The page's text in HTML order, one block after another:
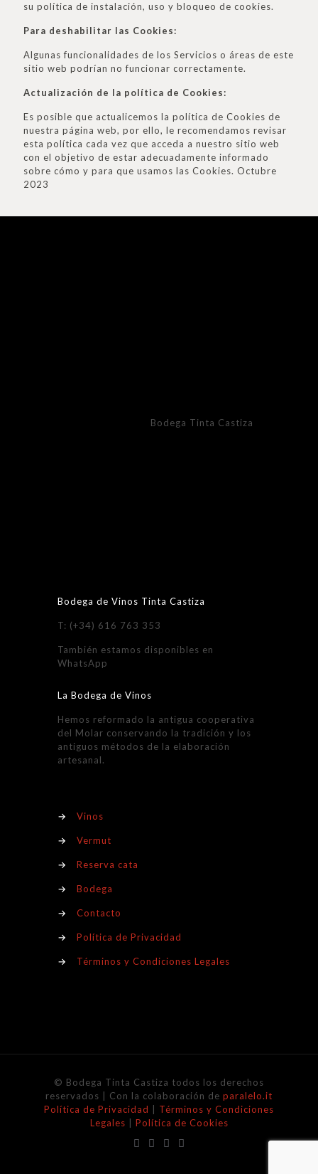
su política de instalación, uso y bloqueo de cookies.
Para deshabilitar las Cookies:
Algunas funcionalidades de los Servicios o áreas de este
sitio web podrían no funcionar correctamente.
Actualización de la política de Cookies:
Es posible que actualicemos la política de Cookies de
nuestra página web, por ello, le recomendamos revisar
esta política cada vez que acceda a nuestro sitio web
con el objetivo de estar adecuadamente informado
sobre cómo y para que usamos las Cookies. Octubre
2023
Bodega Tinta Castiza
Bodega de Vinos Tinta Castiza
T: (+34) 616 763 353
También estamos disponibles en
WhatsApp
La Bodega de Vinos
Hemos reformado la antigua cooperativa
del Molar conservando la tradición y los
antiguos métodos de la elaboración
artesanal.
→ Vinos
→ Vermut
→ Reserva cata
→ Bodega
→ Contacto
→ Política de Privacidad
→ Términos y Condiciones Legales
© Bodega Tinta Castiza todos los derechos
reservados | Con la colaboración de paralelo.it
Política de Privacidad
Términos y Condiciones
Legales
Política de Cookies